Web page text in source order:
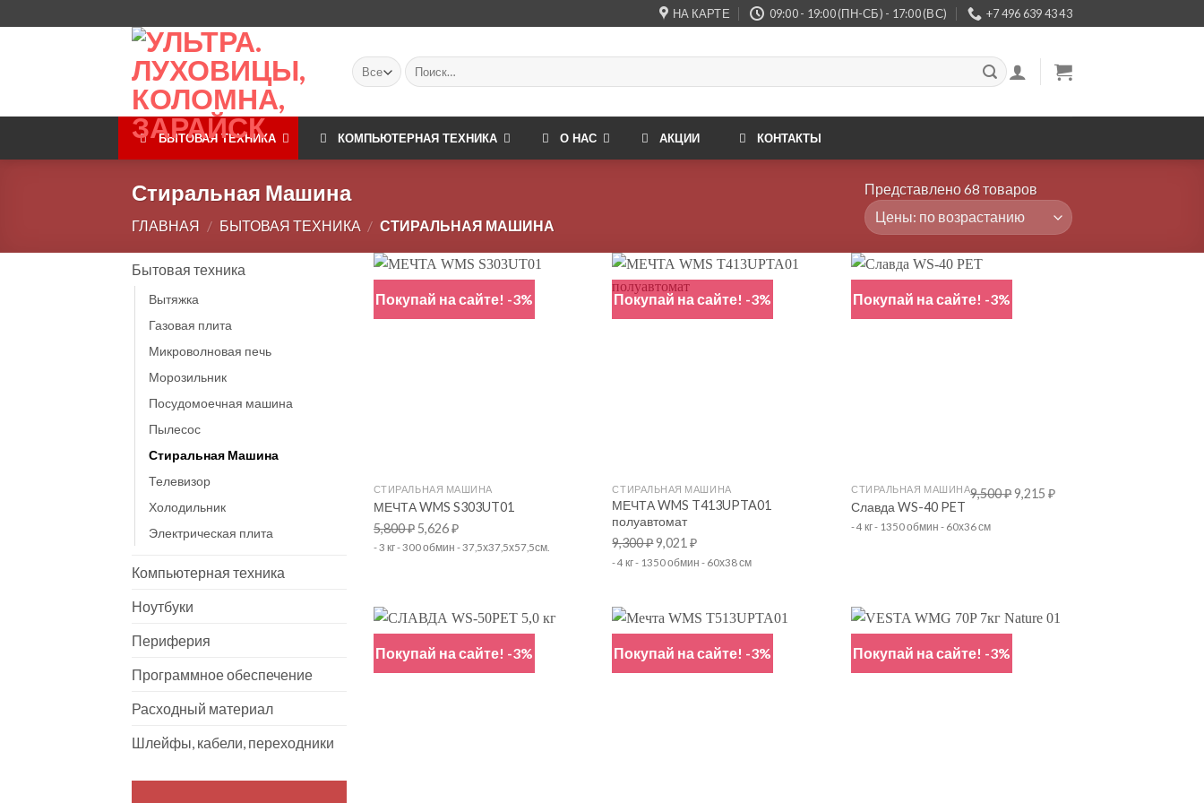
to
НА КАРТЕ 09:00 - 19:00 (ПН-СБ) - 17:00 (ВС) +7 496 639 43 43
Искать:
БЫТОВАЯ ТЕХНИКА КОМПЬЮТЕРНАЯ ТЕХНИКА О НАС АКЦИИ КОНТАКТЫ
Стиральная Машина
ГЛАВНАЯ / БЫТОВАЯ ТЕХНИКА / СТИРАЛЬНАЯ МАШИНА
Представлено 68 товаров
Бытовая техника
Вытяжка
Газовая плита
Микроволновая печь
Морозильник
Посудомоечная машина
Пылесос
Стиральная Машина
Телевизор
Холодильник
Электрическая плита
Компьютерная техника
Ноутбуки
Периферия
Программное обеспечение
Расходный материал
Шлейфы, кабели, переходники
Покупай на сайте! -3%
СТИРАЛЬНАЯ МАШИНА
МЕЧТА WMS S303UT01
5,800₽5,626₽
- 3 кг - 300 обмин - 37,5х37,5х57,5см.
Покупай на сайте! -3%
СТИРАЛЬНАЯ МАШИНА
МЕЧТА WMS T413UPTA01
полуавтомат
9,300₽9,021₽
- 4 кг - 1350 обмин - 60х38 см
Покупай на сайте! -3%
СТИРАЛЬНАЯ МАШИНА
Славда WS-40 PET
9,500₽9,215₽
- 4 кг - 1350 обмин - 60х36 см
Покупай на сайте! -3% Покупай на сайте! -3% Покупай на сайте! -3%